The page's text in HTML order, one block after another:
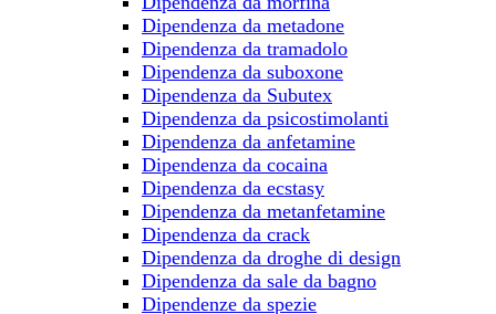
Dipendenza da metadone
Dipendenza da tramadolo
Dipendenza da suboxone
Dipendenza da Subutex
Dipendenza da psicostimolanti
Dipendenza da anfetamine
Dipendenza da cocaina
Dipendenza da ecstasy
Dipendenza da metanfetamine
Dipendenza da crack
Dipendenza da droghe di design
Dipendenza da sale da bagno
Dipendenze da spezie